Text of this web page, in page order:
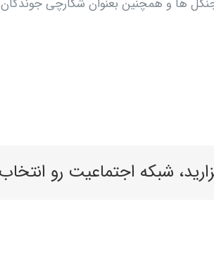
جنگل ها و همچنین بعنوان شکارچی
شبکه اجتماعیت رو